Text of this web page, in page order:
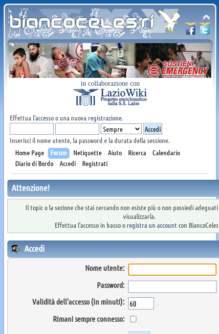
in collaborazione con
Effettua l'accessoo una nuova registrazione.
Inserisci il nome utente, la password e la durata della sessione.
Home Page
Forum Netiquette Aiuto Ricerca
Calendario
Diario di Bordo
Accedi Registrati
Attenzione!
Il topic o la sezione che stai cercando non esiste più o non possiedi
visualizzarla.
Effettua l'accesso in basso o registra un account con
Accedi
Nome utente:
Password:
Validità dell'accesso (in minuti):
Rimani sempre connesso: